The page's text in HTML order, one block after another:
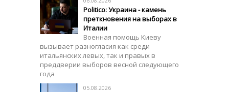
Politico: Украина - камень
преткновения на выборах в
Италии
Военная помощь Киеву
вызывает разногласия как среди
итальянских левых, так и правых в
преддверии выборов весной следующего
года
05.08.2026